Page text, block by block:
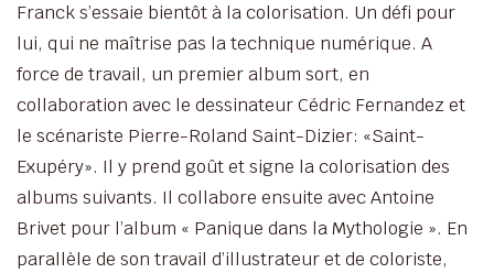
Franck s’essaie bientôt à la colorisation. Un défi pour
lui, qui ne maîtrise pas la technique numérique. A
force de travail, un premier album sort, en
collaboration avec le dessinateur Cédric Fernandez et
le scénariste Pierre-Roland Saint-Dizier: «Saint-
Exupéry». Il y prend goût et signe la colorisation des
albums suivants. Il collabore ensuite avec Antoine
Brivet pour l’album « Panique dans la Mythologie ». En
parallèle de son travail d’illustrateur et de coloriste,